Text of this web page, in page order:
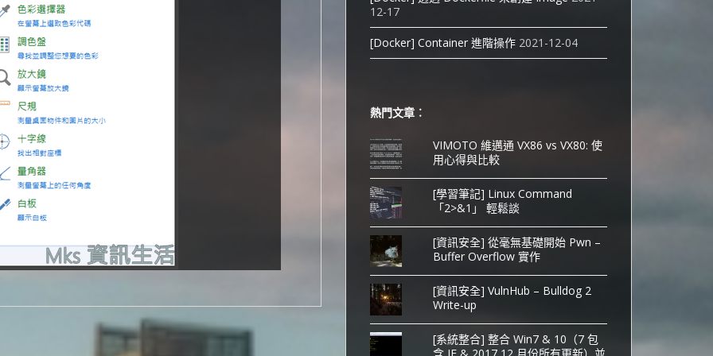
12-17
[Docker] Container 進階操作 2021-12-04
熱門文章︰
VIMOTO 維邁通 VX86 vs VX80: 使
用心得與比較
[學習筆記] Linux Command
「2>&1」 輕鬆談
[資訊安全] 從毫無基礎開始 Pwn –
Buffer Overflow 實作
[資訊安全] VulnHub – Bulldog 2
Write-up
[系統整合] 整合 Win7 & 10（7 包